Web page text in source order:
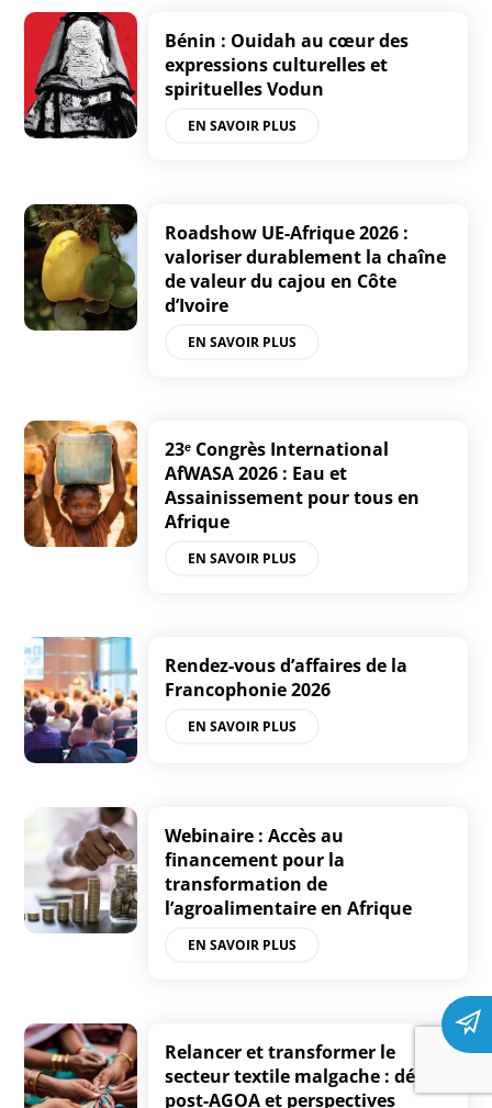
Bénin : Ouidah au cœur des
expressions culturelles et
spirituelles Vodun
EN SAVOIR PLUS
Roadshow UE-Afrique 2026 :
valoriser durablement la chaîne
de valeur du cajou en Côte
d’Ivoire
EN SAVOIR PLUS
23ᵉ Congrès International
AfWASA 2026 : Eau et
Assainissement pour tous en
Afrique
EN SAVOIR PLUS
Rendez-vous d’affaires de la
Francophonie 2026
EN SAVOIR PLUS
Webinaire : Accès au
financement pour la
transformation de
l’agroalimentaire en Afrique
EN SAVOIR PLUS
Relancer et transformer le
secteur textile malgache : défis
post-AGOA et perspectives